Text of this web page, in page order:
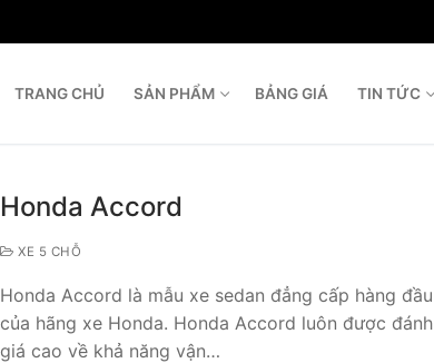
TRANG CHỦ SẢN PHẨM BẢNG GIÁ TIN TỨC
Honda Accord
XE 5 CHỖ
Honda Accord là mẫu xe sedan đẳng cấp hàng đầu
của hãng xe Honda. Honda Accord luôn được đánh
giá cao về khả năng vận…